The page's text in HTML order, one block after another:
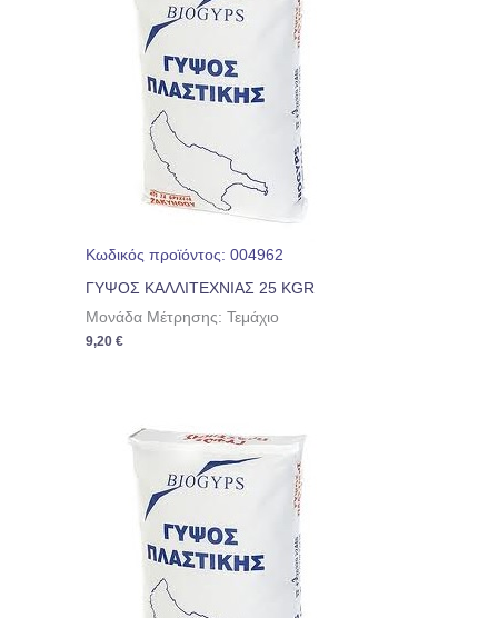
Κωδικός προϊόντος: 004962
ΓΥΨΟΣ ΚΑΛΛΙΤΕΧΝΙΑΣ 25 KGR
Μονάδα Μέτρησης: Τεμάχιο
9,20€